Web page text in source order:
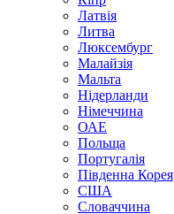
Латвія
Литва
Люксембург
Малайзія
Мальта
Нідерланди
Німеччина
ОАЕ
Польща
Португалія
Південна Корея
США
Словаччина